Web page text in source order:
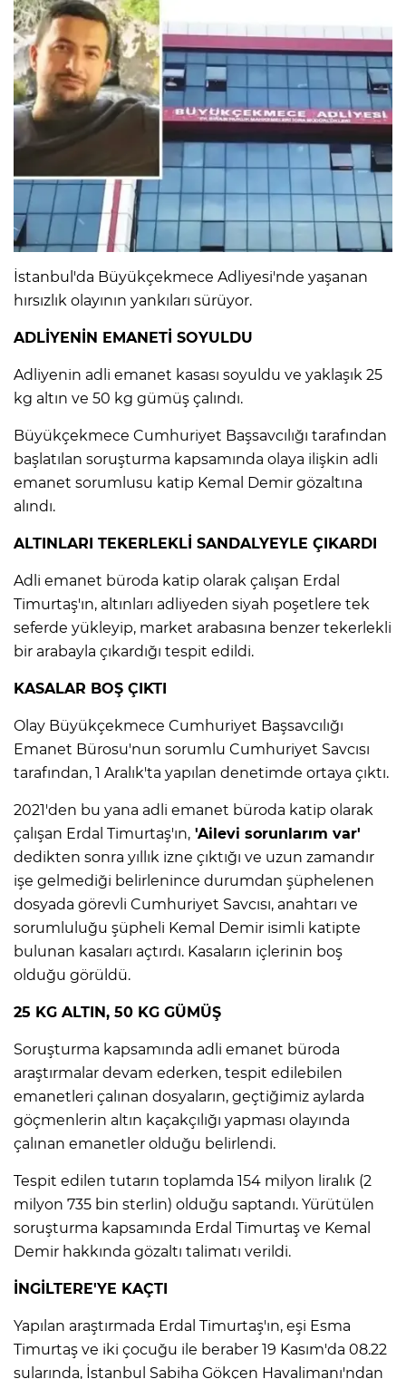
İstanbul'da Büyükçekmece Adliyesi'nde yaşanan
hırsızlık olayının yankıları sürüyor.
ADLİYENİN EMANETİ SOYULDU
Adliyenin adli emanet kasası soyuldu ve yaklaşık 25
kg altın ve 50 kg gümüş çalındı.
Büyükçekmece Cumhuriyet Başsavcılığı tarafından
başlatılan soruşturma kapsamında olaya ilişkin adli
emanet sorumlusu katip Kemal Demir gözaltına
alındı.
ALTINLARI TEKERLEKLİ SANDALYEYLE ÇIKARDI
Adli emanet büroda katip olarak çalışan Erdal
Timurtaş'ın, altınları adliyeden siyah poşetlere tek
seferde yükleyip, market arabasına benzer tekerlekli
bir arabayla çıkardığı tespit edildi.
KASALAR BOŞ ÇIKTI
Olay Büyükçekmece Cumhuriyet Başsavcılığı
Emanet Bürosu'nun sorumlu Cumhuriyet Savcısı
tarafından, 1 Aralık'ta yapılan denetimde ortaya çıktı.
2021'den bu yana adli emanet büroda katip olarak
çalışan Erdal Timurtaş'ın, 'Ailevi sorunlarım var'
dedikten sonra yıllık izne çıktığı ve uzun zamandır
işe gelmediği belirlenince durumdan şüphelenen
dosyada görevli Cumhuriyet Savcısı, anahtarı ve
sorumluluğu şüpheli Kemal Demir isimli katipte
bulunan kasaları açtırdı. Kasaların içlerinin boş
olduğu görüldü.
25 KG ALTIN, 50 KG GÜMÜŞ
Soruşturma kapsamında adli emanet büroda
araştırmalar devam ederken, tespit edilebilen
emanetleri çalınan dosyaların, geçtiğimiz aylarda
göçmenlerin altın kaçakçılığı yapması olayında
çalınan emanetler olduğu belirlendi.
Tespit edilen tutarın toplamda 154 milyon liralık (2
milyon 735 bin sterlin) olduğu saptandı. Yürütülen
soruşturma kapsamında Erdal Timurtaş ve Kemal
Demir hakkında gözaltı talimatı verildi.
İNGİLTERE'YE KAÇTI
Yapılan araştırmada Erdal Timurtaş'ın, eşi Esma
Timurtaş ve iki çocuğu ile beraber 19 Kasım'da 08.22
sularında, İstanbul Sabiha Gökçen Havalimanı'ndan